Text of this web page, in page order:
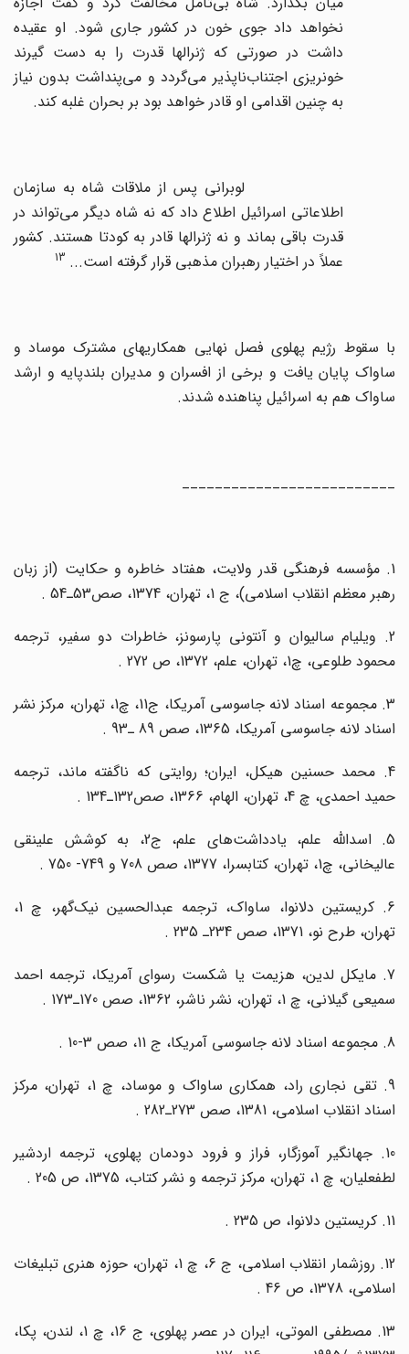
نخواهد داد جوی خون در کشور جاری شود. او عقیده
داشت در صورتی که ژنرالها قدرت را به دست گیرند
خونریزی اجتناب‌ناپذیر می‌گردد و می‌پنداشت بدون نیاز
به چنین اقدامی او قادر خواهد بود بر بحران غلبه کند.
لوبرانی پس از ملاقات شاه به سازمان
اطلاعاتی اسرائیل اطلاع داد که نه شاه دیگر می‌تواند در
قدرت باقی بماند و نه ژنرالها قادر به کودتا هستند. کشور
عملاً در اختیار رهبران مذهبی قرار گرفته است...
با سقوط رژیم پهلوی فصل نهایی همکاریهای مشترک موساد و
ساواک پایان یافت و برخی از افسران و مدیران بلندپایه و ارشد
ساواک هم به اسرائیل پناهنده شدند.
__________________________
1. مؤسسه فرهنگی قدر ولایت، هفتاد خاطره و حکایت (از زبان
رهبر معظم انقلاب اسلامی)، ج 1، تهران، 1374، صص53ـ54 .
2. ویلیام سالیوان و آنتونی پارسونز، خاطرات دو سفیر، ترجمه
محمود طلوعی، چ1، تهران، علم، 1372، ص 272 .
3. مجموعه اسناد لانه جاسوسی آمریکا، ج11، چ1، تهران، مرکز نشر
اسناد لانه جاسوسی آمریکا، 1365، صص 89 ـ93 .
4. محمد حسنین‌ هیکل، ایران؛ روایتی که ناگفته ماند، ترجمه
حمید احمدی، چ 4، تهران، الهام، 1366، صص132ـ134 .
5. اسدالله علم، یادداشت‌های علم، ج2، به کوشش علینقی
عالیخانی، چ1، تهران، کتابسرا، 1377، صص 708 و 749- 750 .
6. کریستین دلانوا، ساواک، ترجمه عبدالحسین نیک‌گهر، چ 1،
تهران، طرح‌ نو، 1371، صص 234ـ 235 .
7. مایکل لدین، هزیمت یا شکست رسوای آمریکا، ترجمه احمد
سمیعی ‌گیلانی، چ 1، تهران، نشر ناشر، 1362، صص 170ـ173 .
9. تقی نجاری ‌راد، همکاری ساواک و موساد، چ 1، تهران، مرکز
اسناد انقلاب ‌اسلامی، 1381، صص 273ـ282 .
10. جهانگیر آموزگار، فراز و فرود دودمان پهلوی، ترجمه اردشیر
لطفعلیان، چ 1، تهران، مرکز ترجمه و نشر کتاب، 1375، ص 205 .
12. روزشمار انقلاب ‌اسلامی، ج 6، چ 1، تهران، حوزه هنری تبلیغات
اسلامی، 1378، ص 46 .
13. مصطفی الموتی، ایران در عصر پهلوی، ج 16، چ 1، لندن، پکا،